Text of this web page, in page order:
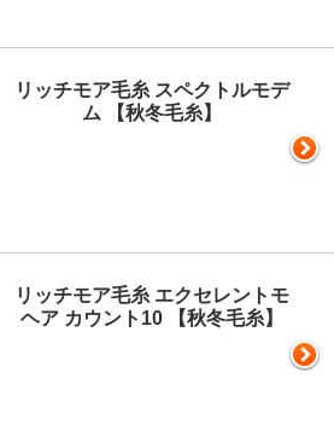
リッチモア毛糸 スペクトルモデ
ム 【秋冬毛糸】
リッチモア毛糸 エクセレントモ
ヘア カウント10 【秋冬毛糸】